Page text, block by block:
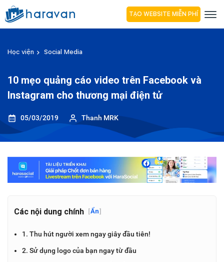
TẠO WEBSITE MIỄN PHÍ
Học viện Social Media
10 mẹo quảng cáo video trên Facebook và
Instagram cho thương mại điện tử
05/03/2019 Thanh MRK
Các nội dung chính [Ẩn]
1. Thu hút người xem ngay giây đầu tiên!
2. Sử dụng logo của bạn ngay từ đầu